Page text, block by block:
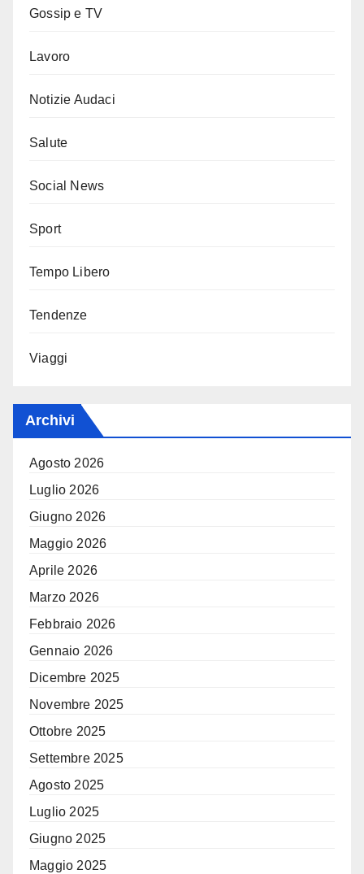
Gossip e TV
Lavoro
Notizie Audaci
Salute
Social News
Sport
Tempo Libero
Tendenze
Viaggi
Archivi
Agosto 2026
Luglio 2026
Giugno 2026
Maggio 2026
Aprile 2026
Marzo 2026
Febbraio 2026
Gennaio 2026
Dicembre 2025
Novembre 2025
Ottobre 2025
Settembre 2025
Agosto 2025
Luglio 2025
Giugno 2025
Maggio 2025